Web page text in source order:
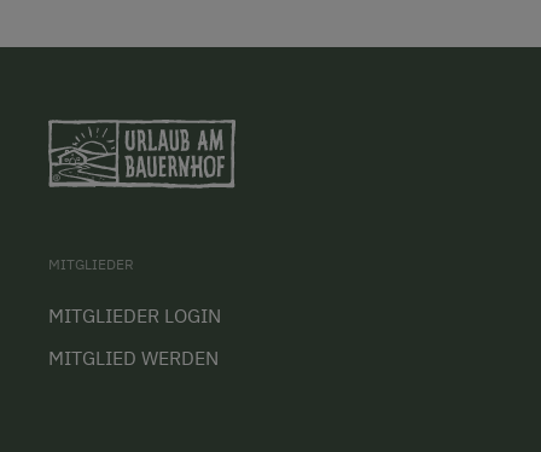
MITGLIEDER
MITGLIEDER LOGIN
MITGLIED WERDEN